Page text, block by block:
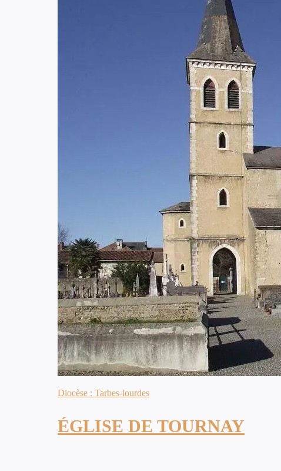
Diocèse : Tarbes-lourdes
ÉGLISE DE TOURNAY